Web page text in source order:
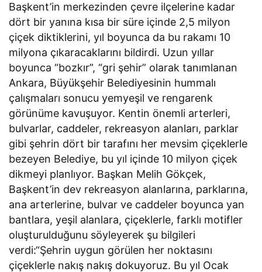
Başkent’in merkezinden çevre ilçelerine kadar
dört bir yanına kısa bir süre içinde 2,5 milyon
çiçek diktiklerini, yıl boyunca da bu rakamı 10
milyona çıkaracaklarını bildirdi. Uzun yıllar
boyunca “bozkır”, “gri şehir” olarak tanımlanan
Ankara, Büyükşehir Belediyesinin hummalı
çalışmaları sonucu yemyeşil ve rengarenk
görünüme kavuşuyor. Kentin önemli arterleri,
bulvarlar, caddeler, rekreasyon alanları, parklar
gibi şehrin dört bir tarafını her mevsim çiçeklerle
bezeyen Belediye, bu yıl içinde 10 milyon çiçek
dikmeyi planlıyor. Başkan Melih Gökçek,
Başkent’in dev rekreasyon alanlarına, parklarına,
ana arterlerine, bulvar ve caddeler boyunca yan
bantlara, yeşil alanlara, çiçeklerle, farklı motifler
oluşturulduğunu söyleyerek şu bilgileri
verdi:“Şehrin uygun görülen her noktasını
çiçeklerle nakış nakış dokuyoruz. Bu yıl Ocak